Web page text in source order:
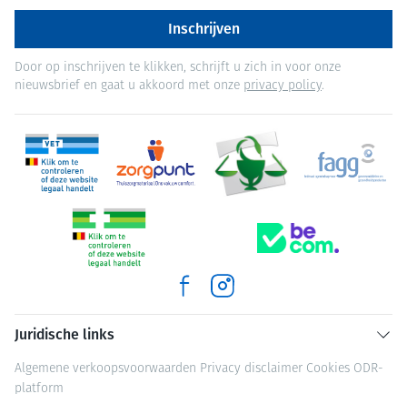
Inschrijven
Door op inschrijven te klikken, schrijft u zich in voor onze
nieuwsbrief en gaat u akkoord met onze privacy policy.
Juridische links
Algemene verkoopsvoorwaarden Privacy disclaimer Cookies ODR-
platform